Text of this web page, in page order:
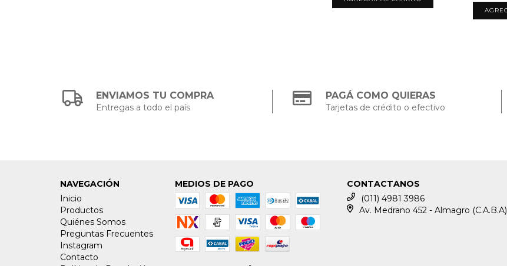
ENVIAMOS TU COMPRA
Entregas a todo el país
PAGÁ COMO QUIERAS
Tarjetas de crédito o efectivo
NAVEGACIÓN
Inicio
Productos
Quiénes Somos
Preguntas Frecuentes
Instagram
Contacto
MEDIOS DE PAGO
CONTACTANOS
(011) 4981 3986
Av. Medrano 452 - Almagro (C.A.B.A)